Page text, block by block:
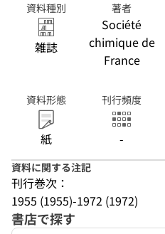
資料種別
雑誌
著者
Société
chimique de
France
資料形態
紙
刊行頻度
-
資料に関する注記
刊行巻次：
1955 (1955)-1972 (1972)
書店で探す